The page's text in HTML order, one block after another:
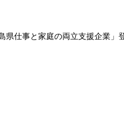
県仕事と家庭の両立支援企業」